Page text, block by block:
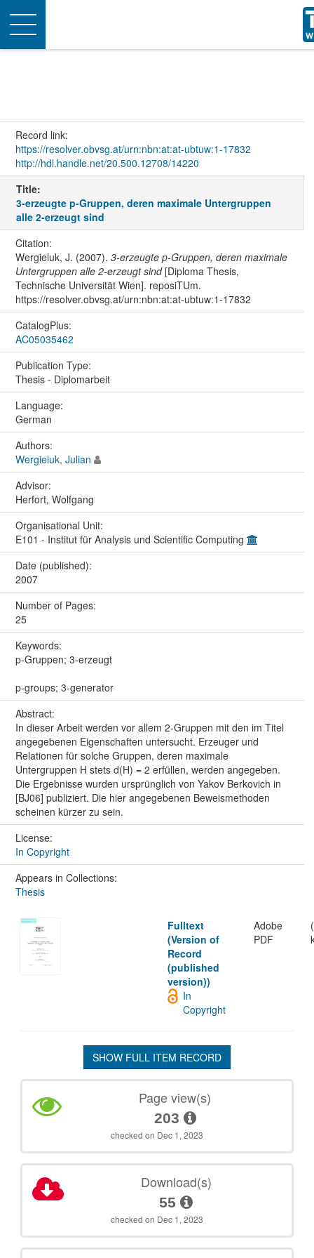
Toggle
navigation
Record link:
https://resolver.obvsg.at/urn:nbn:at:at-ubtuw:1-17832
http://hdl.handle.net/20.500.12708/14220
Title:
3-erzeugte p-Gruppen, deren maximale Untergruppen
alle 2-erzeugt sind
Citation:
Wergieluk, J. (2007). 3-erzeugte p-Gruppen, deren maximale
Untergruppen alle 2-erzeugt sind[Diploma Thesis,
Technische Universität Wien]. reposiTUm.
https://resolver.obvsg.at/urn:nbn:at:at-ubtuw:1-17832
CatalogPlus:
AC05035462
Publication Type:
Thesis - Diplomarbeit
Language:
German
Authors:
Wergieluk, Julian
Advisor:
Herfort, Wolfgang
Organisational Unit:
E101 - Institut für Analysis und Scientific Computing
Date (published):
2007
Number of Pages:
25
Keywords:
p-Gruppen; 3-erzeugt
p-groups; 3-generator
Abstract:
In dieser Arbeit werden vor allem 2-Gruppen mit den im Titel
angegebenen Eigenschaften untersucht. Erzeuger und
Relationen für solche Gruppen, deren maximale
Untergruppen H stets d(H) = 2 erfüllen, werden angegeben.
Die Ergebnisse wurden ursprünglich von Yakov Berkovich in
[BJ06] publiziert. Die hier angegebenen Beweismethoden
scheinen kürzer zu sein.
License:
In Copyright
Appears in Collections:
Thesis
Fulltext
(Version of
Record
(published
version))
Adobe
PDF
In
Copyright
SHOW FULL ITEM RECORD
Page view(s)
203
checked on Dec 1, 2023
Download(s)
55
checked on Dec 1, 2023